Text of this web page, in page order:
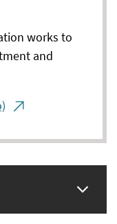
works to
and